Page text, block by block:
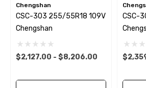
Chengshan
CSC-303 255/55R18 109V
Chengshan
$2,127.00 - $8,206.00
CSC-